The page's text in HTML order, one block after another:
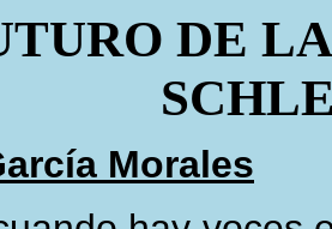
DE
Morales